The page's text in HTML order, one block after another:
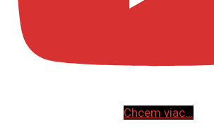
Chcem viac...